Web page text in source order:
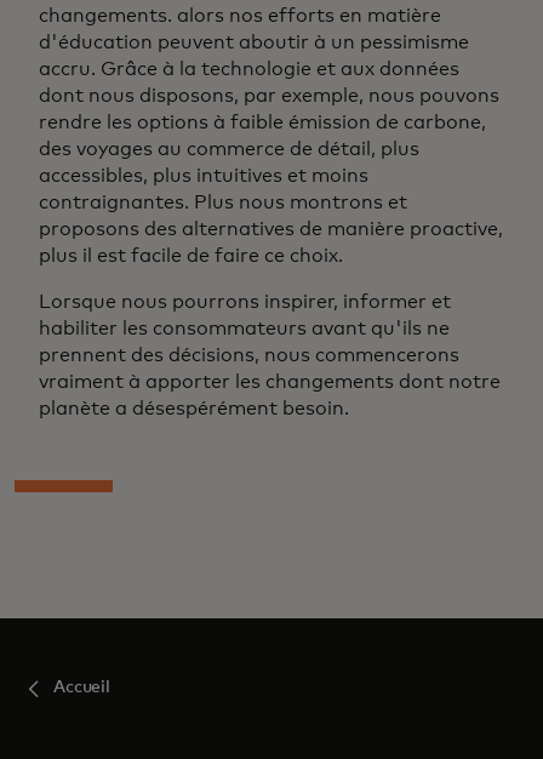
changements. alors nos efforts en matière
d'éducation peuvent aboutir à un pessimisme
accru. Grâce à la technologie et aux données
dont nous disposons, par exemple, nous pouvons
rendre les options à faible émission de carbone,
des voyages au commerce de détail, plus
accessibles, plus intuitives et moins
contraignantes. Plus nous montrons et
proposons des alternatives de manière proactive,
plus il est facile de faire ce choix.
Lorsque nous pourrons inspirer, informer et
habiliter les consommateurs avant qu'ils ne
prennent des décisions, nous commencerons
vraiment à apporter les changements dont notre
planète a désespérément besoin.
Accueil